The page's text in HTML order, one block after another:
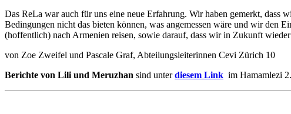
Das ReLa war auch für uns eine neue Erfahrung. Wir haben gemerkt,
Bedingungen nicht das bieten können, was angemessen wäre und wir den
(hoffentlich) nach Armenien reisen, sowie darauf, dass wir in Zukunft
von Zoe Zweifel und Pascale Graf, Abteilungsleiterinnen Cevi Zürich 10
Berichte von Lili und Meruzhan sind unterdiesem Link im Hamamlezi